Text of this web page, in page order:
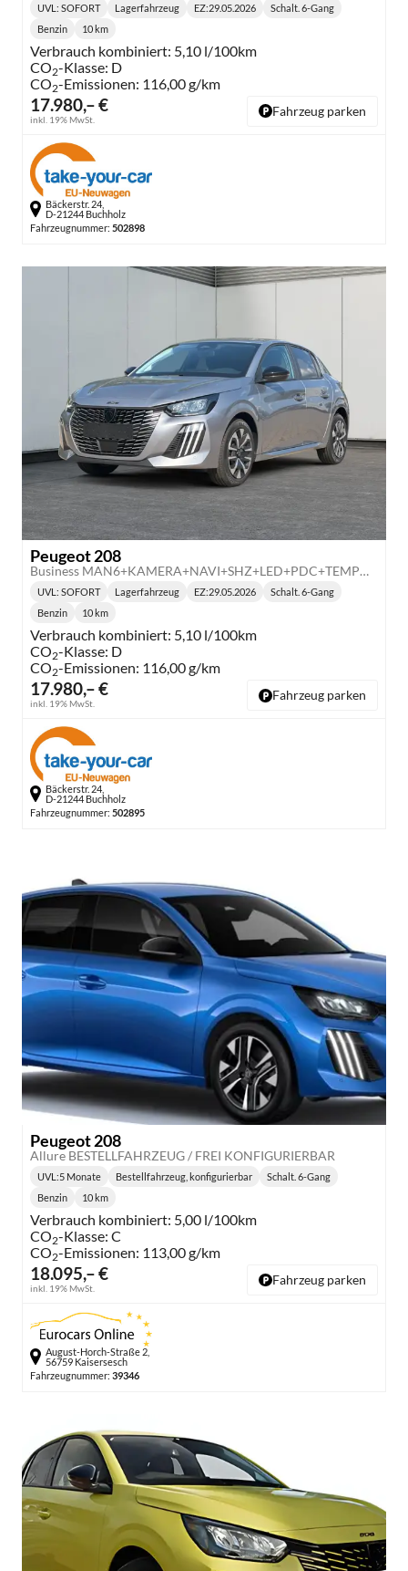
17.980,– €
inkl. 19% MwSt.
Lieferzeit:
UVL : SOFORT Lagerfahrzeug EZ:29.05.2026
Getriebe:
Schalt. 6-Gang
Kraftstoff:
Benzin
Kilometerstand:
10 km
Verbrauch kombiniert: 5,10 l/100km
CO2-Klasse: D
CO2-Emissionen: 116,00 g/km
Fahrzeug parken
Bäckerstr. 24,
D-21244 Buchholz
Fahrzeugnummer: 502898
Peugeot 208
Business MAN6+KAMERA+NAVI+SHZ+LED+PDC+TEMPOMAT
17.980,– €
inkl. 19% MwSt.
UVL : SOFORT Lagerfahrzeug EZ:29.05.2026
Getriebe:
Schalt. 6-Gang
Benzin 10 km
Verbrauch kombiniert: 5,10 l/100km
CO2-Klasse: D
CO2-Emissionen: 116,00 g/km
Fahrzeug parken
Bäckerstr. 24,
D-21244 Buchholz
Fahrzeugnummer: 502895
Peugeot 208
Allure BESTELLFAHRZEUG / FREI KONFIGURIERBAR
18.095,– €
inkl. 19% MwSt.
Lieferzeit:
UVL :5 Monate Bestellfahrzeug, konfigurierbar
Getriebe:
Schalt. 6-Gang
Kraftstoff:
Benzin
Kilometerstand:
10 km
Verbrauch kombiniert: 5,00 l/100km
CO2-Klasse: C
CO2-Emissionen: 113,00 g/km
Fahrzeug parken
August-Horch-Straße 2,
56759 Kaisersesch
Fahrzeugnummer: 39346